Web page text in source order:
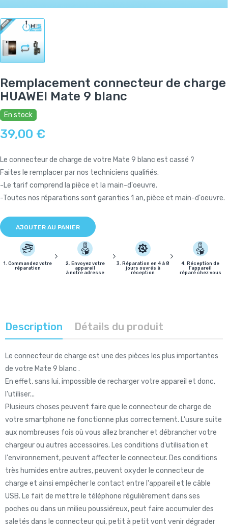
Remplacement connecteur de charge
HUAWEI Mate 9 blanc
En stock
39,00 €
Le connecteur de charge de votre Mate 9 blanc est cassé ?
Faites le remplacer par nos techniciens qualifiés.
-Le tarif comprend la pièce et la main-d'oeuvre.
-Toutes nos réparations sont garanties 1 an, pièce et main-d'oeuvre.
AJOUTER AU PANIER
1. Commandez votre
réparation
2. Envoyez votre
appareil
à notre adresse
3. Réparation en 4 à 8
jours ouvrés à
réception
4. Réception de
l'appareil
réparé chez vous
Description Détails du produit
Le connecteur de charge est une des pièces les plus importantes
de votre Mate 9 blanc .
En effet, sans lui, impossible de recharger votre appareil et donc,
l'utiliser...
Plusieurs choses peuvent faire que le connecteur de charge de
votre smartphone ne fonctionne plus correctement. L'usure suite
aux nombreuses fois où vous allez brancher et débrancher votre
chargeur ou autres accessoires. Les conditions d'utilisation et
l'environnement, peuvent affecter le connecteur. Des conditions
très humides entre autres, peuvent oxyder le connecteur de
charge et ainsi empêcher le contact entre l'appareil et le câble
USB. Le fait de mettre le téléphone régulièrement dans ses
poches ou dans un milieu poussiéreux, peut faire accumuler des
saletés dans le connecteur qui, petit à petit vont venir dégrader